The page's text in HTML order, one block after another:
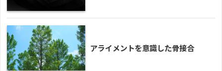
アライメントを意識した骨接合